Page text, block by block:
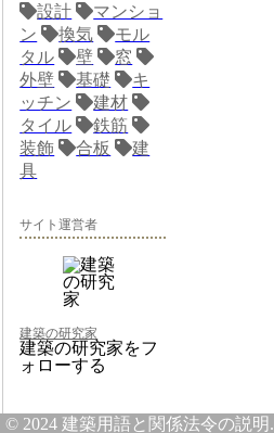
設計
マンショ
ン
換気
モル
タル
壁
窓
外壁
基礎
キ
ッチン
建材
タイル
鉄筋
装飾
合板
建
具
サイト運営者
建築の研究家
建築の研究家をフ
ォローする
© 2024 建築用語と関係法令の説明.